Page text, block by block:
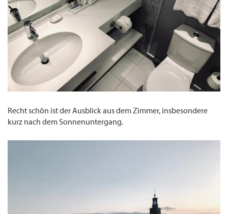
Recht schön ist der Ausblick aus dem Zimmer, insbesondere
kurz nach dem Sonnenuntergang.